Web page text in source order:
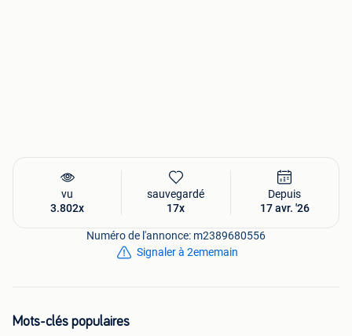
vu
3.802x
sauvegardé
17x
Depuis
17 avr. '26
Numéro de l'annonce: m2389680556
Signaler à 2ememain
Mots-clés populaires